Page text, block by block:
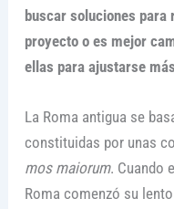
buscar soluciones
proyecto o es mejor
ellas para ajustarse
La Roma antigua se
constituidas por unas
mos maiorum. Cuando
Roma comenzó su